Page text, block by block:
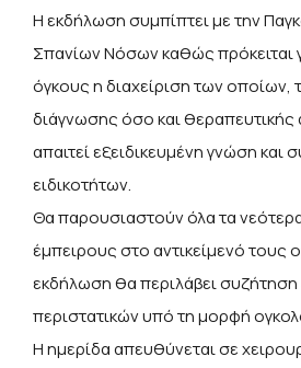
Η εκδήλωση συμπίπτει με την
Σπανίων Νόσων καθώς πρόκειται
όγκους η διαχείριση των οποίων,
διάγνωσης όσο και θεραπευτικής
απαιτεί εξειδικευμένη γνώση και
ειδικοτήτων.
Θα παρουσιαστούν όλα τα
έμπειρους στο αντικείμενό τους
εκδήλωση θα περιλάβει
περιστατικών υπό τη μορφή
Η ημερίδα απευθύνεται σε